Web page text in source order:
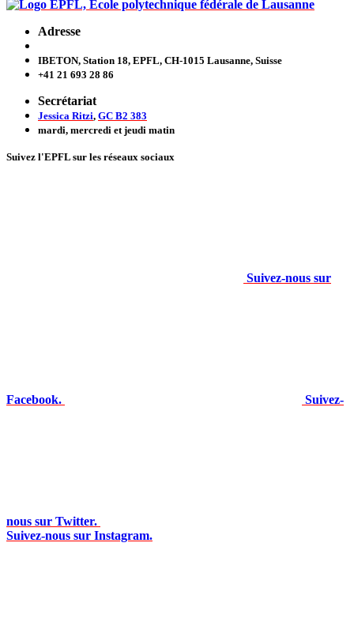
Adresse
IBETON, Station 18, EPFL, CH-1015 Lausanne, Suisse
+41 21 693 28 86
Secrétariat
Jessica Ritzi, GC B2 383
mardi, mercredi et jeudi matin
Suivez l'EPFL sur les réseaux sociaux
Suivez-nous sur
Facebook. Suivez-
nous sur Twitter.
Suivez-nous sur Instagram.